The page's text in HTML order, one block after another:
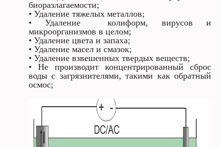
биоразлагаемости;
• Удаление тяжелых металлов;
• Удаление колиформ, вирусов и
микроорганизмов в целом;
• Удаление цвета и запаха;
• Удаление масел и смазок;
• Удаление взвешенных твердых веществ;
• Не производит концентрированный сброс
воды с загрязнителями, такими как обратный
осмос;